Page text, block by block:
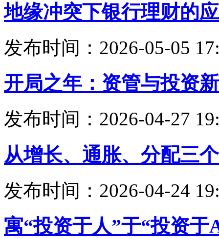
地缘冲突下银行理财的
发布时间：2026-05-05
开局之年：资管与投资
发布时间：2026-04-27
从增长、通胀、分配三
发布时间：2026-04-24
寓“投资于人”于“投资于